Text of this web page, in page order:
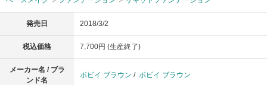
発売日 2018/3/2
税込価格 7,700円 (生産終了)
メーカー名 / ブラ
ンド名
ボビイ ブラウン / ボビイ ブラウン